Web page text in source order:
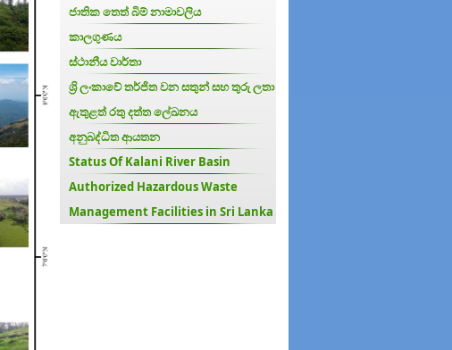
ජාතික තෙත් බිම් නාමාවලිය
කාලගුණය
ස්ථානීය වාර්තා
ශ්‍රි ලංකාවේ තර්ජිත වන සතුන් සහ තුරු ලතා
ඇතුළත් රතු දත්ත ලේඛනය
අනුබද්ධිත ආයතන
Status Of Kalani River Basin
Authorized Hazardous Waste
Management Facilities in Sri Lanka